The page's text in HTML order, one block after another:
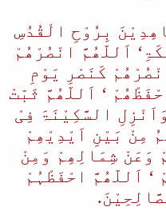
بِرُوْحِ الْقُدُسِ
اَللّھُمَّ انْصُرْھُمْ
کَنَصْرِ یَوْمِ
‘ اَللّھُمَّ ثَبّتْ
السَّکِیْنَۃَ فِیْ
مِنْ بَیْنِ اَیْدِیْھِمْ
وَعَنْ شِمَالِھِمْ وَمِنْ
‘ اَللّھُمَّ احْفَظْہُمْ